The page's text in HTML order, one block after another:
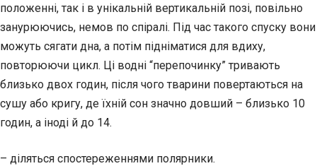
положенні, так і в унікальній вертикальній позі, повільно
занурюючись, немов по спіралі. Під час такого спуску вони
можуть сягати дна, а потім підніматися для вдиху,
повторюючи цикл. Ці водні “перепочинку” тривають
близько двох годин, після чого тварини повертаються на
сушу або кригу, де їхній сон значно довший – близько 10
годин, а іноді й до 14.
– діляться спостереженнями полярники.